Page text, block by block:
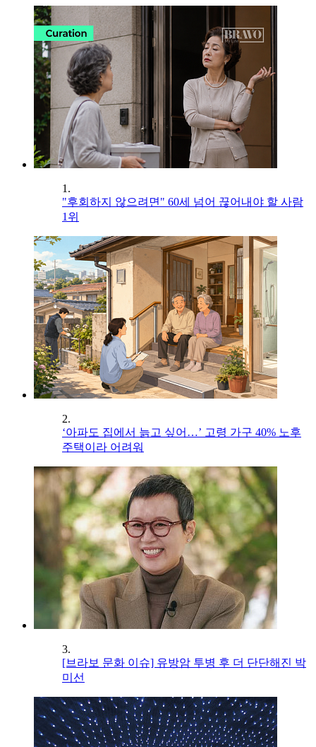
1.
"후회하지 않으려면" 60세 넘어 끊어내야 할 사람
1위
2.
‘아파도 집에서 늙고 싶어…’ 고령 가구 40% 노후
주택이라 어려워
3.
[브라보 문화 이슈] 유방암 투병 후 더 단단해진 박
미선